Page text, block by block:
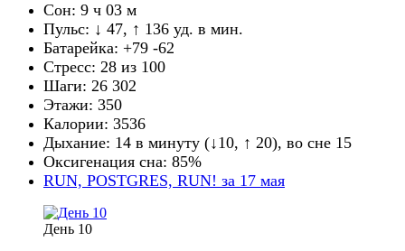
Сон: 9 ч 03 м
Пульс: ↓ 47, ↑ 136 уд. в мин.
Батарейка: +79 -62
Стресс: 28 из 100
Шаги: 26 302
Этажи: 350
Калории: 3536
Дыхание: 14 в минуту (↓10, ↑ 20), во сне 15
Оксигенация сна: 85%
RUN, POSTGRES, RUN! за 17 мая
День 10